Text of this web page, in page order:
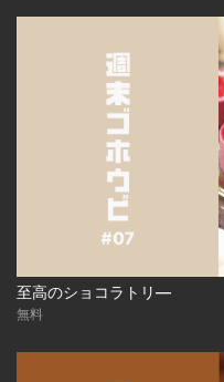
至高のショコラトリ―
無料